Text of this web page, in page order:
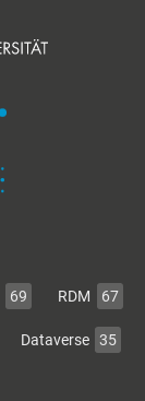
69 RDM 67
Dataverse 35